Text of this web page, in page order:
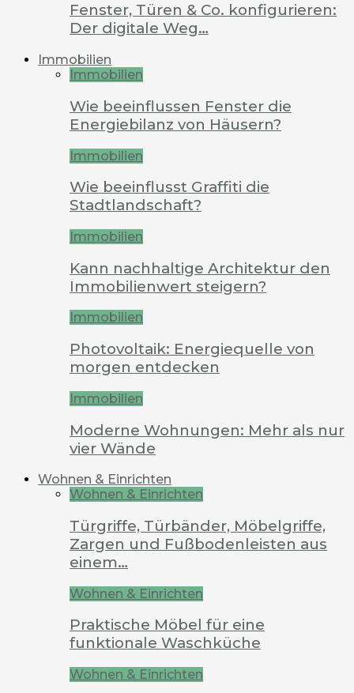
Fenster, Türen & Co. konfigurieren:
Der digitale Weg…
Immobilien
Immobilien
Wie beeinflussen Fenster die
Energiebilanz von Häusern?
Immobilien
Wie beeinflusst Graffiti die
Stadtlandschaft?
Immobilien
Kann nachhaltige Architektur den
Immobilienwert steigern?
Immobilien
Photovoltaik: Energiequelle von
morgen entdecken
Immobilien
Moderne Wohnungen: Mehr als nur
vier Wände
Wohnen & Einrichten
Wohnen & Einrichten
Türgriffe, Türbänder, Möbelgriffe,
Zargen und Fußbodenleisten aus
einem…
Wohnen & Einrichten
Praktische Möbel für eine
funktionale Waschküche
Wohnen & Einrichten